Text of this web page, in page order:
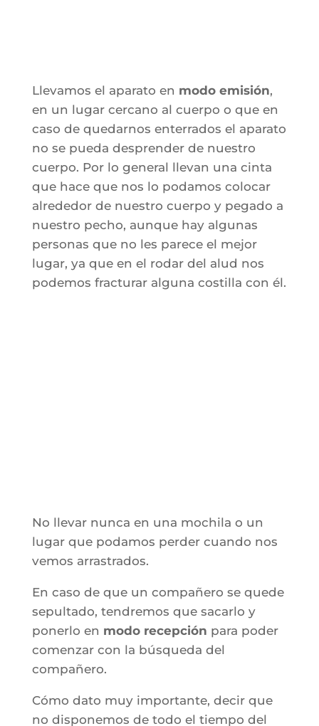
Llevamos el aparato en modo emisión,
en un lugar cercano al cuerpo o que en
caso de quedarnos enterrados el aparato
no se pueda desprender de nuestro
cuerpo. Por lo general llevan una cinta
que hace que nos lo podamos colocar
alrededor de nuestro cuerpo y pegado a
nuestro pecho, aunque hay algunas
personas que no les parece el mejor
lugar, ya que en el rodar del alud nos
podemos fracturar alguna costilla con él.
No llevar nunca en una mochila o un
lugar que podamos perder cuando nos
vemos arrastrados.
En caso de que un compañero se quede
sepultado, tendremos que sacarlo y
ponerlo en modo recepción para poder
comenzar con la búsqueda del
compañero.
Cómo dato muy importante, decir que
no disponemos de todo el tiempo del